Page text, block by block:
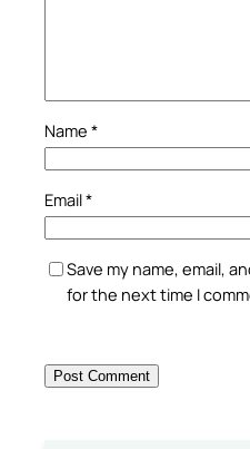
Name *
Email*
Save my name, email,
for the next time I